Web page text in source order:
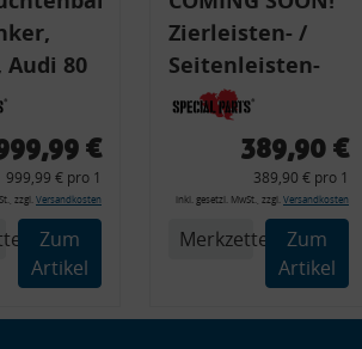
Audi 80
89,
+
€
999,99 € pro 1
zzgl. Versandkosten
Zum
Artikel
Zierleisten- /
Seitenleisten-
Set, Audi 80
Cabrio, Coupe,
Zierleiste, 2x
Kappe, Clipse,
Montagewerkzeug)
389,90 €
389,90 € pro 1
inkl. gesetzl. MwSt., zzgl. Versandkosten
Merkzettel
Zum
Artikel